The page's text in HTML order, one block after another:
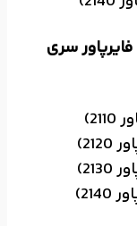
اسمارت 3 ساله فایرپاور سری